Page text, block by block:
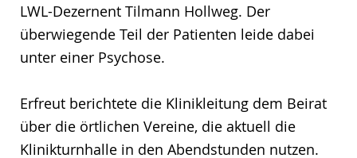
LWL-Dezernent Tilmann Hollweg. Der
überwiegende Teil der Patienten leide dabei
unter einer Psychose.
Erfreut berichtete die Klinikleitung dem Beirat
über die örtlichen Vereine, die aktuell die
Klinikturnhalle in den Abendstunden nutzen.